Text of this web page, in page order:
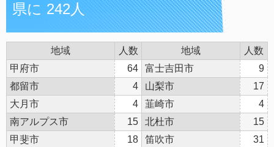
県に 242人
地域 人数 地域
人数
甲府市
64 富士吉田市
9
都留市
4 山梨市
17
大月市
4 韮崎市
4
南アルプス市
15 北杜市
15
甲斐市
18 笛吹市
31